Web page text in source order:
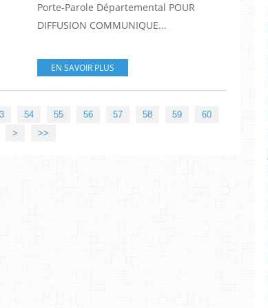
Porte-Parole Départemental POUR
DIFFUSION COMMUNIQUE...
EN SAVOIR PLUS
54 55 56 57 58 59 60
>
>>